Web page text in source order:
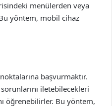
menülerden veya
yöntem, mobil cihaz
başvurmaktır.
iletebilecekleri
öğrenebilirler. Bu yöntem,